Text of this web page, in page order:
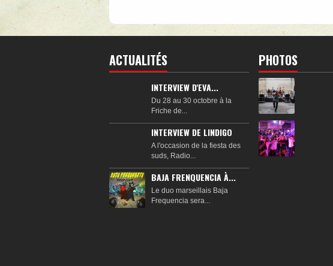
ACTUALITÉS
INTERVIEW D'EVA...
Du 28 au 30 octobre à la
Friche de...
INTERVIEW DE LINDIGO
A l'occasion de la fiesta des
suds, Radio...
BAJA FRENQUENCIA À...
Le duo marseillais Baja
Frequencia sera...
PHOTOS